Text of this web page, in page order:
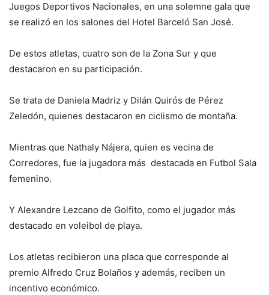
Juegos Deportivos Nacionales, en una solemne gala que
se realizó en los salones del Hotel Barceló San José.
De estos atletas, cuatro son de la Zona Sur y que
destacaron en su participación.
Se trata de Daniela Madriz y Dilán Quirós de Pérez
Zeledón, quienes destacaron en ciclismo de montaña.
Mientras que Nathaly Nájera, quien es vecina de
Corredores, fue la jugadora más destacada en Futbol Sala
femenino.
Y Alexandre Lezcano de Golfito, como el jugador más
destacado en voleibol de playa.
Los atletas recibieron una placa que corresponde al
premio Alfredo Cruz Bolaños y además, reciben un
incentivo económico.